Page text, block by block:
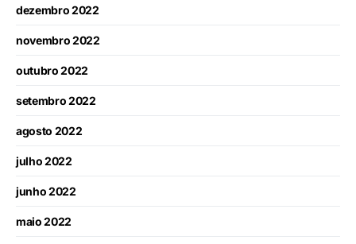
dezembro 2022
novembro 2022
outubro 2022
setembro 2022
agosto 2022
julho 2022
junho 2022
maio 2022